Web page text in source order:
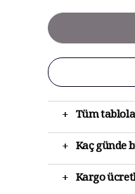
+ Tüm
+ Kaç günde
+ Kargo